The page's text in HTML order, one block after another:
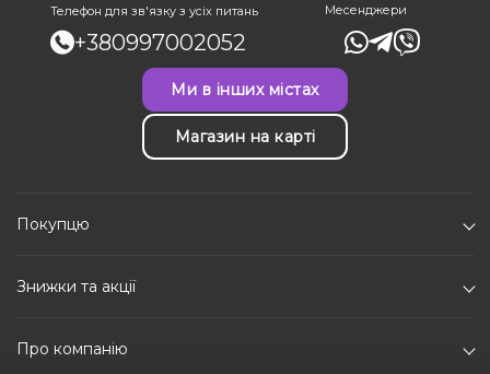
Телефон для зв'язку з усіх питань
+380997002052
Месенджери
Ми в інших містах
Магазин на карті
Покупцю
Знижки та акції
Про компанію